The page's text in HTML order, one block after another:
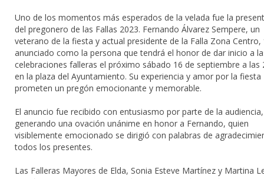
Uno de los momentos más esperados de la velada fue la
del pregonero de las Fallas 2023. Fernando Álvarez Sempere, un
veterano de la fiesta y actual presidente de la Falla Zona Centro,
anunciado como la persona que tendrá el honor de dar inicio a
celebraciones falleras el próximo sábado 16 de septiembre a las
en la plaza del Ayuntamiento. Su experiencia y amor por la fiesta
prometen un pregón emocionante y memorable.
El anuncio fue recibido con entusiasmo por parte de la audiencia,
generando una ovación unánime en honor a Fernando, quien
visiblemente emocionado se dirigió con palabras de
todos los presentes.
Las Falleras Mayores de Elda, Sonia Esteve Martínez y Martina